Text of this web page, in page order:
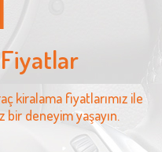
kiralama fiyatlarımız ile
deneyim yaşayın.